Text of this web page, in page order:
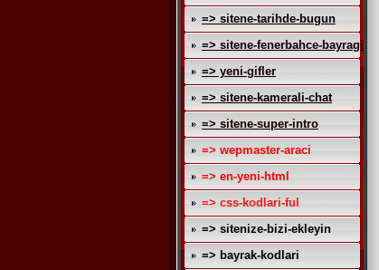
=> sitene-tarihde-bugun
=> sitene-fenerbahce-bayragi
=> yeni-gifler
=> sitene-kamerali-chat
=> sitene-super-intro
=> wepmaster-araci
=> en-yeni-html
=> css-kodlari-ful
=> sitenize-bizi-ekleyin
=> bayrak-kodlari